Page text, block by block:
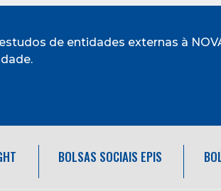
de entidades externas à
BOLSAS SOCIAIS EPIS